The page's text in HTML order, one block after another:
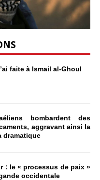
faite à Ismail al-Ghoul
bombardent des
aggravant ainsi la
dramatique
: le « processus de paix »
occidentale